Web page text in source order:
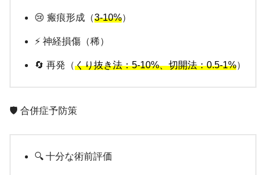
😢 瘢痕形成（3-10%）
⚡ 神経損傷（稀）
🔄 再発（くり抜き法：5-10%、切開法：0.5-1%）
🛡️ 合併症予防策
🔍 十分な術前評価